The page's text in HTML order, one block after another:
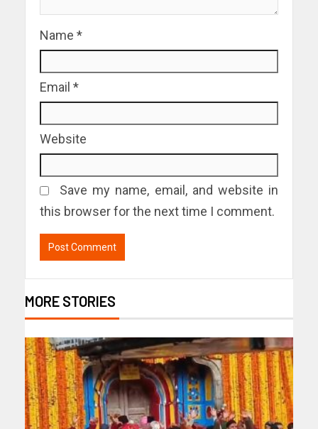
Name *
Email *
Website
Save my name, email, and website in
this browser for the next time I comment.
MORE STORIES